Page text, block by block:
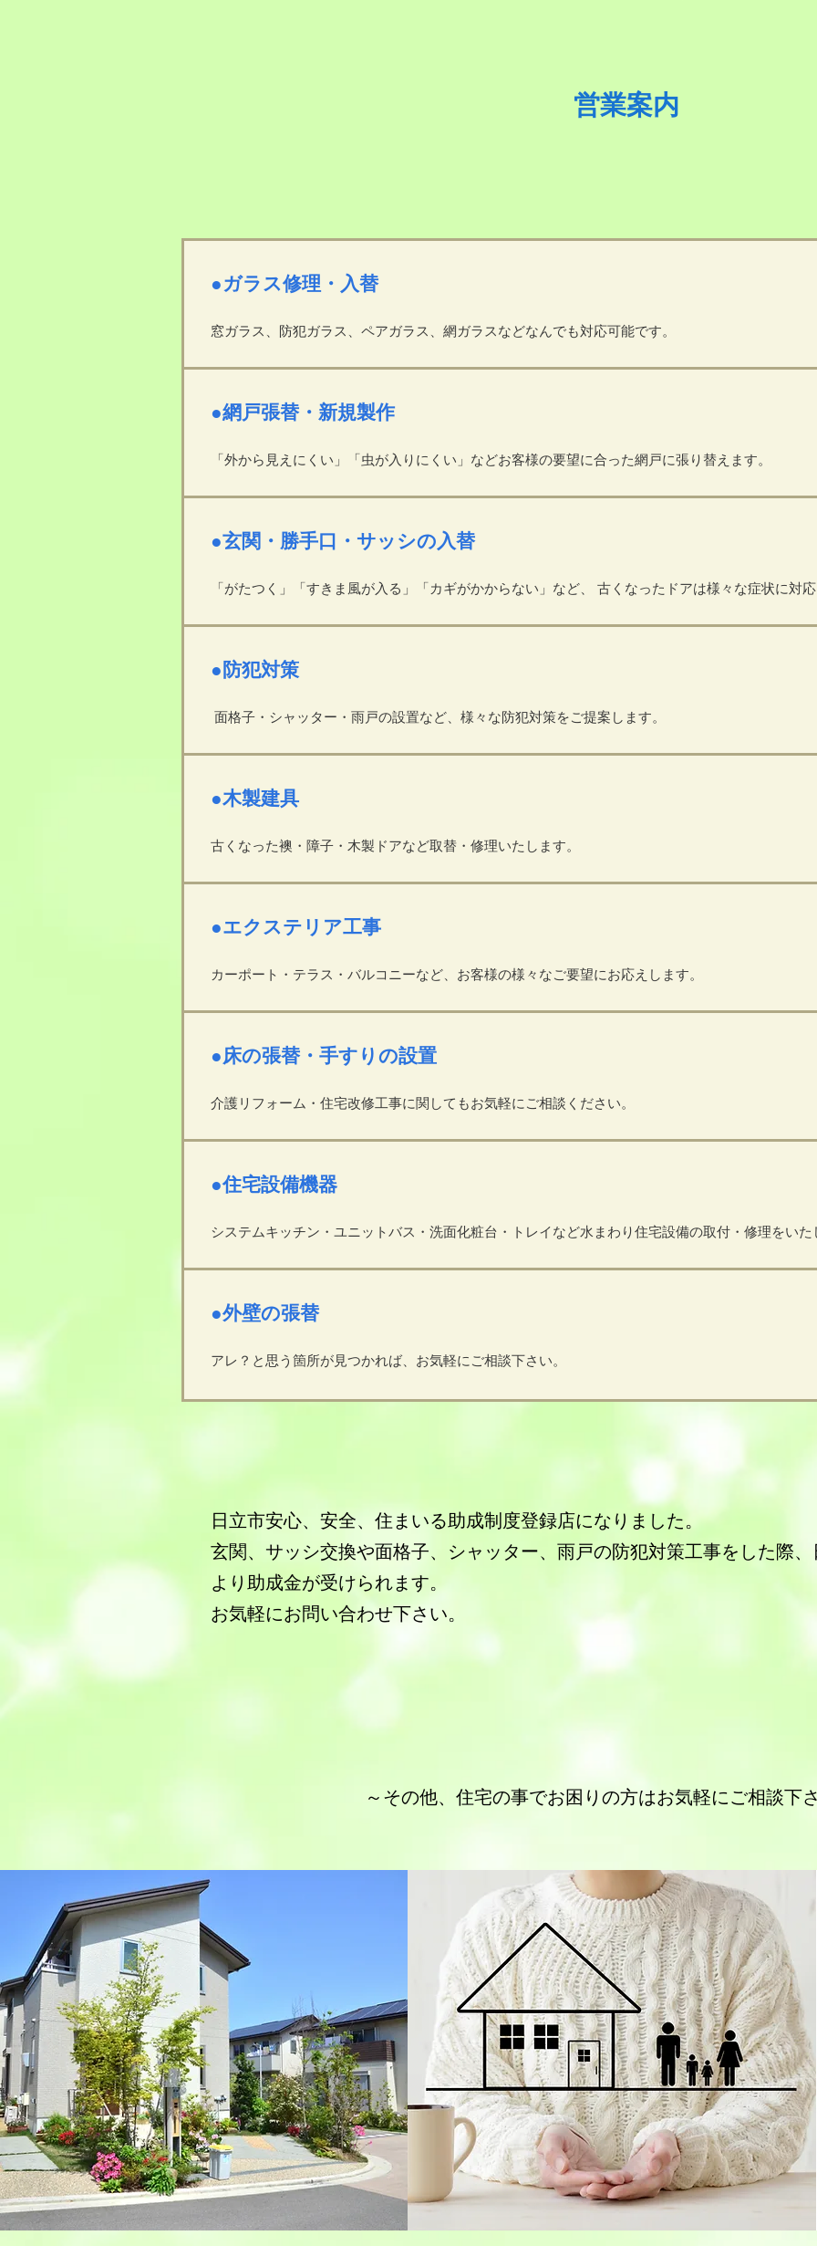
営業案内​
●ガラス修理・入替
窓ガラス、防犯ガラス、ペアガラス、網ガラスなどなんでも対応可能です。
●網戸張替・新規製作
「外から見えにくい」「虫が入りにくい」などお客様の要望に合った網戸に張り替えます。
●玄関・勝手口・サッシの入替
「がたつく」「すきま風が入る」「カギがかからない」など、 古くなったドアは様々な症状に対
●防犯対策
面格子・シャッター・雨戸の設置など、様々な防犯対策をご提案します。
●木製建具
古くなった襖・障子・木製ドアなど取替・修理いたします。
●エクステリア工事
カーポート・テラス・バルコニーなど、お客様の様々なご要望にお応えします。
●床の張替・手すりの設置
介護リフォーム・住宅改修工事に関してもお気軽にご相談ください。
●住宅設備機器
システムキッチン・ユニットバス・洗面化粧台・トレイなど水まわり住宅設備の取付・修理をいた
●外壁の張替
アレ？と思う箇所が見つかれば、お気軽にご相談下さい。
日立市安心、安全、住まいる助成制度登録店になりました。
玄関、サッシ交換や面格子、シャッター、雨戸の防犯対策工事をした際、
より助成金が受けられます。
お気軽にお問い合わせ下さい。
～その他、住宅の事でお困りの方はお気軽にご相談下